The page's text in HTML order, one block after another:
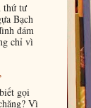
thứ tư
Bạch
đám
chỉ vì
gọi
Vì